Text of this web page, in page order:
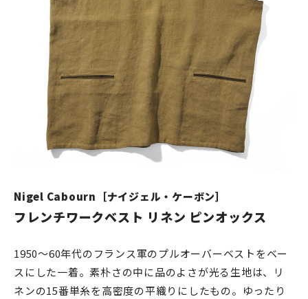
Nigel Cabourn［ナイジェル・ケーボン］
フレンチワークベスト リネン ピンオックス
1950〜60年代のフランス軍のプルオーバーベストをベー
スにした一着。素朴さの中に品のよさが光る生地は、リ
ネンの15番単糸を高密度の平織りにしたもの。ゆったり